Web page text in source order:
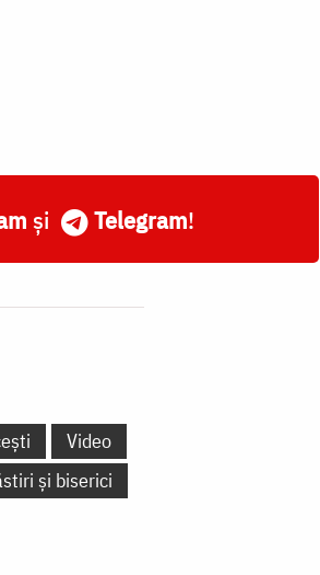
și Telegram!
Video
și biserici